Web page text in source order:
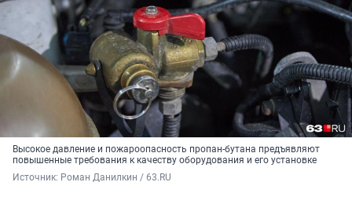
Высокое давление и пожароопасность пропан-бутана предъявляют
повышенные требования к качеству оборудования и его установке
Источник: Роман Данилкин / 63.RU